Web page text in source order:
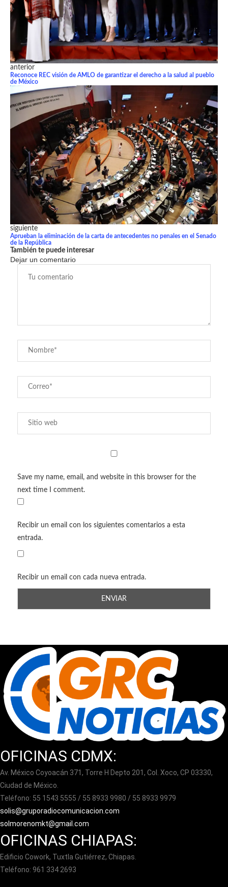
anterior
Reconoce REC visión de AMLO de garantizar el derecho a la salud al pueblo
de México
siguiente
Aprueban la eliminación de la carta de antecedentes no penales en el Senado
de la República
También te puede interesar
Dejar un comentario
Save my name, email, and website in this browser for the
next time I comment.
Recibir un email con los siguientes comentarios a esta
entrada.
Recibir un email con cada nueva entrada.
OFICINAS CDMX:
Av. México Coyoacán 371, Torre H Depto 201, Col. Xoco, CP 03330,
Ciudad de México.
Teléfono: 55 1543 5555 / 55 8933 9980 / 55 8933 9979
solis@gruporadiocomunicacion.com
solmorenomkt@gmail.com
OFICINAS CHIAPAS:
Edificio Cowork, Tuxtla Gutiérrez, Chiapas.
Teléfono: 961 334 2693